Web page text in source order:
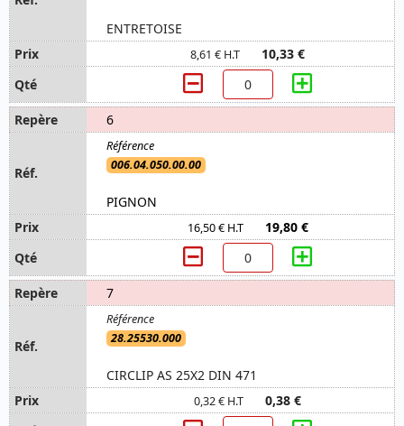
ENTRETOISE
8,61 € H.T 10,33 €
6
006.04.050.00.00
PIGNON
16,50 € H.T 19,80 €
7
28.25530.000
CIRCLIP AS 25X2 DIN 471
0,32 € H.T 0,38 €